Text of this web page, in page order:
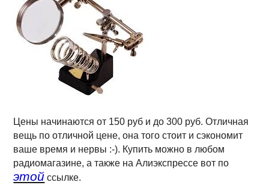
Цены начинаются от 150 руб и до 300 руб. Отличная
вещь по отличной цене, она того стоит и сэкономит
ваше время и нервы :-). Купить можно в любом
радиомагазине, а также на Алиэкспрессе вот по
этой ссылке.